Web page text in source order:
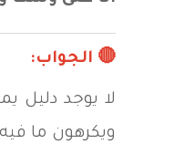
🔴 الجواب:
لا يوجد دليل
ويكرهون ما فيه